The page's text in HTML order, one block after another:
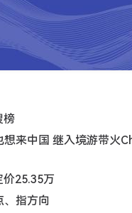
榜
想来中国 继入境游带火
25.35万
、指方向